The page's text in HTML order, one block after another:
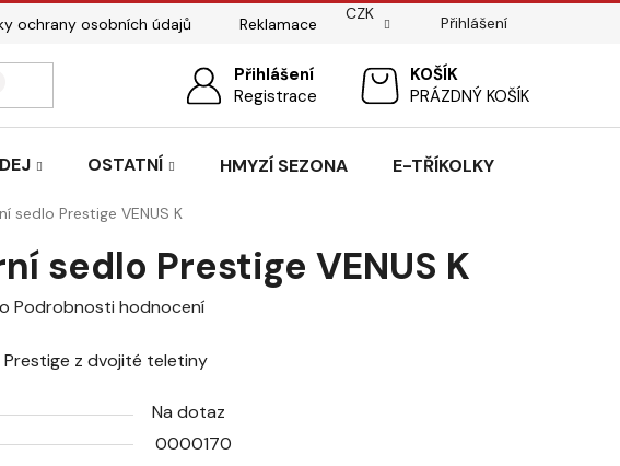
ochrany osobních údajů
Reklamace
Pasování sedel pro koně
CZK
Přihlášení
Přihlášení
Registrace
NÁKUPNÍPRÁZDNÝ KOŠÍK
OSTATNÍ HMYZÍ SEZONA E-TŘÍKOLKY
sedlo Prestige VENUS K
sedlo Prestige VENUS K
Podrobnosti hodnocení
Prestige z dvojité teletiny
Na dotaz
0000170